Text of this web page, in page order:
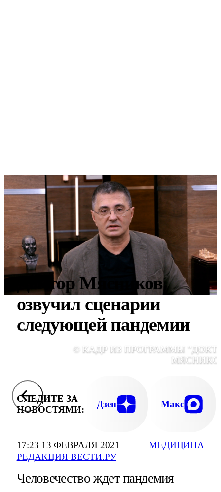
17:23 13 ФЕВРАЛЯ 2021
РЕДАКЦИЯ ВЕСТИ.РУ
МЕДИЦИНА
Доктор Мясников
озвучил сценарии
следующей пандемии
© КАДР ИЗ ПРОГРАММЫ
СЛЕДИТЕ ЗА
НОВОСТЯМИ:
Дзен Макс
Человечество ждет пандемия